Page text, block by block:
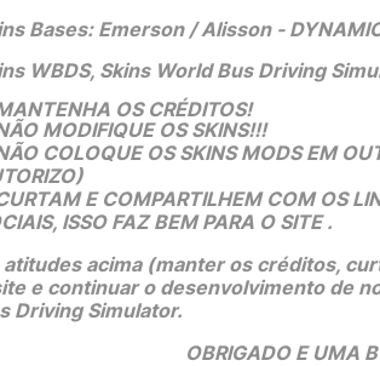
Bases: Emerson / Alisson -
WBDS, Skins World Bus Driving
OS CRÉDITOS!
MODIFIQUE OS SKINS!!!
COLOQUE OS SKINS MODS EM
E COMPARTILHEM COM OS
ISSO FAZ BEM PARA O SITE .
atitudes acima (manter os créditos,
e continuar o desenvolvimento de
Driving Simulator.
OBRIGADO E UMA